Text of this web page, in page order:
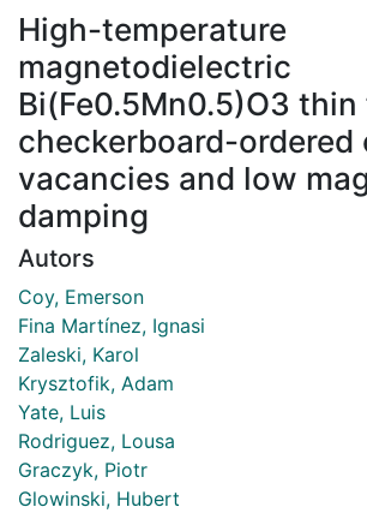
High-temperature
magnetodielectric
Bi(Fe0.5Mn0.5)O3
checkerboard-ordered
vacancies and low
damping
Autors
Coy, Emerson
Fina Martínez, Ignasi
Zaleski, Karol
Krysztofik, Adam
Yate, Luis
Rodriguez, Lousa
Graczyk, Piotr
Glowinski, Hubert